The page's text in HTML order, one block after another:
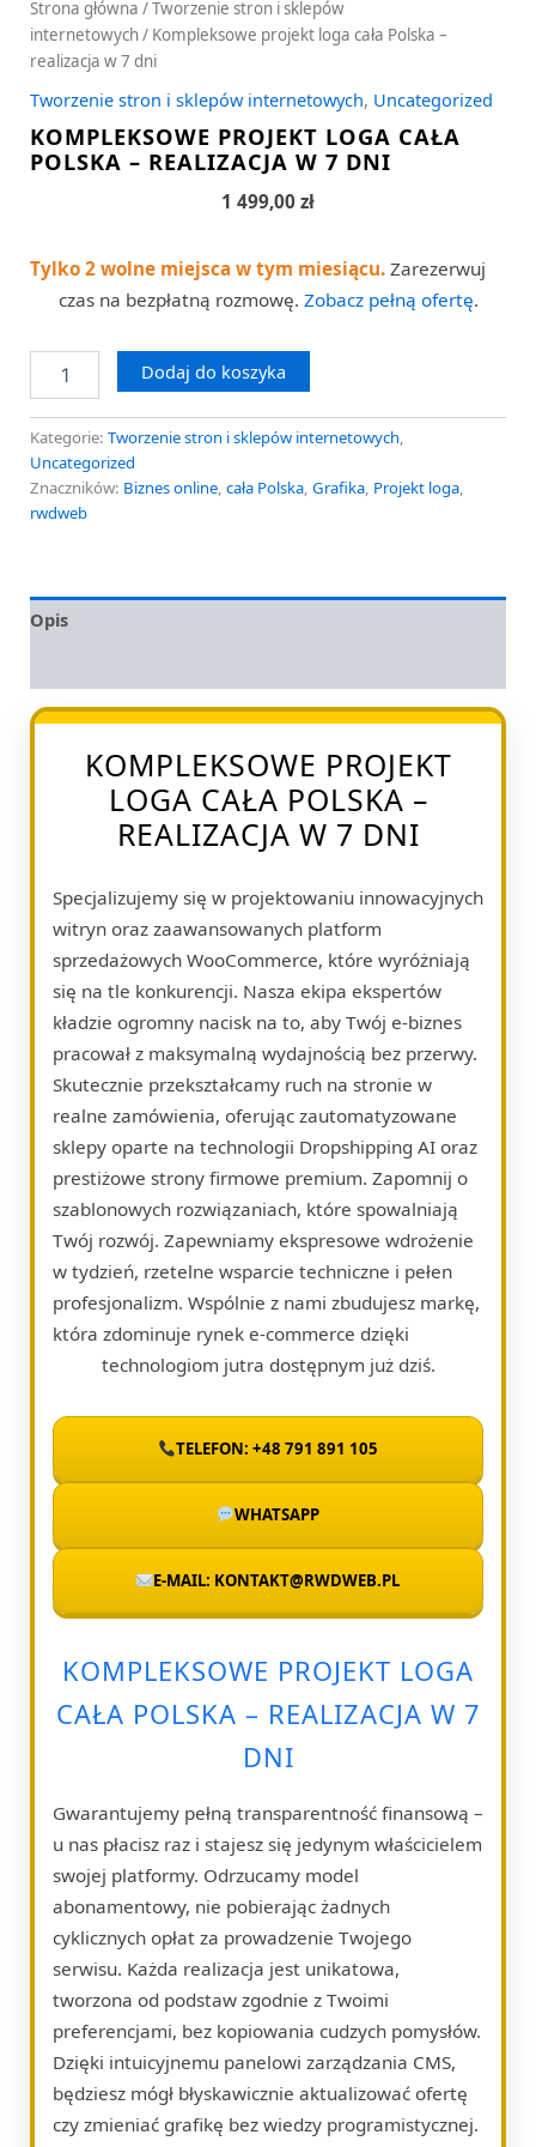
Strona główna /Tworzenie stron i sklepów
internetowych/ Kompleksowe projekt loga cała Polska –
realizacja w 7 dni
Tworzenie stron i sklepów internetowych, Uncategorized
KOMPLEKSOWE PROJEKT LOGA CAŁA
POLSKA – REALIZACJA W 7 DNI
1 499,00 zł
Tylko 2 wolne miejsca w tym miesiącu. Zarezerwuj
czas na bezpłatną rozmowę. Zobacz pełną ofertę.
Dodaj do koszyka
Kategorie: Tworzenie stron i sklepów internetowych,
Uncategorized
Znaczników: Biznes online, cała Polska, Grafika, Projekt loga,
rwdweb
Opis
KOMPLEKSOWE PROJEKT
LOGA CAŁA POLSKA –
REALIZACJA W 7 DNI
Specjalizujemy się w projektowaniu innowacyjnych
witryn oraz zaawansowanych platform
sprzedażowych WooCommerce, które wyróżniają
się na tle konkurencji. Nasza ekipa ekspertów
kładzie ogromny nacisk na to, aby Twój e-biznes
pracował z maksymalną wydajnością bez przerwy.
Skutecznie przekształcamy ruch na stronie w
realne zamówienia, oferując zautomatyzowane
sklepy oparte na technologii Dropshipping AI oraz
prestiżowe strony firmowe premium. Zapomnij o
szablonowych rozwiązaniach, które spowalniają
Twój rozwój. Zapewniamy ekspresowe wdrożenie
w tydzień, rzetelne wsparcie techniczne i pełen
profesjonalizm. Wspólnie z nami zbudujesz markę,
która zdominuje rynek e-commerce dzięki
technologiom jutra dostępnym już dziś.
TELEFON: +48 791 891 105
WHATSAPP
E-MAIL: KONTAKT@RWDWEB.PL
KOMPLEKSOWE PROJEKT LOGA
CAŁA POLSKA – REALIZACJA W 7
DNI
Gwarantujemy pełną transparentność finansową –
u nas płacisz raz i stajesz się jedynym właścicielem
swojej platformy. Odrzucamy model
abonamentowy, nie pobierając żadnych
cyklicznych opłat za prowadzenie Twojego
serwisu. Każda realizacja jest unikatowa,
tworzona od podstaw zgodnie z Twoimi
preferencjami, bez kopiowania cudzych pomysłów.
Dzięki intuicyjnemu panelowi zarządzania CMS,
będziesz mógł błyskawicznie aktualizować ofertę
czy zmieniać grafikę bez wiedzy programistycznej.